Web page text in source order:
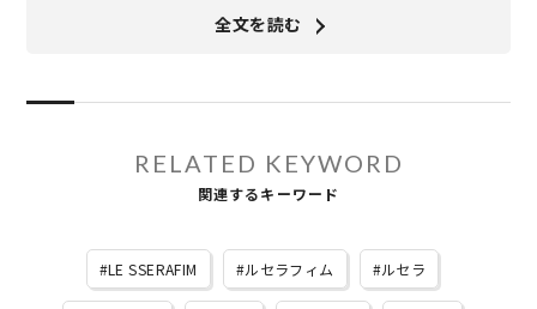
全文を読む
RELATED KEYWORD
関連するキーワード
LE SSERAFIM ルセラフィム ルセラ